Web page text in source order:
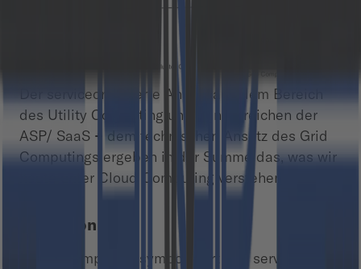
Der serviceorientierte Ansatz aus dem Bereich
des Utility Computing und den Bereichen der
ASP/ SaaS + dem technischen Ansatz des Grid
Computings ergeben in der Summe das, was wir
heute unter Cloud Computing verstehen.
Definition
Cloud Computing symbolisiert den service- und